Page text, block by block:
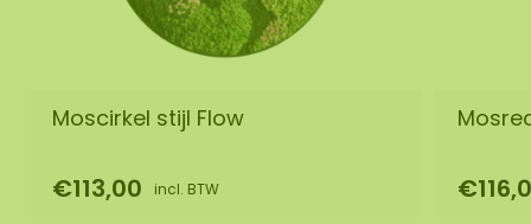
Moscirkel stijl Flow
€113,00 incl. BTW